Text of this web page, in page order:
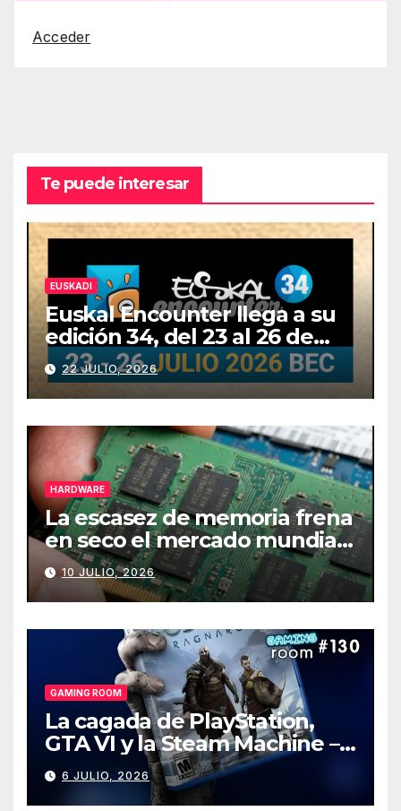
Acceder
Te puede interesar
EUSKADI
Euskal Encounter llega a su
edición 34, del 23 al 26 de
julio
22 JULIO, 2026
HARDWARE
La escasez de memoria frena
en seco el mercado mundial
de PCs
10 JULIO, 2026
GAMING ROOM
La cagada de PlayStation,
GTA VI y la Steam Machine –
Gaming Room #130
6 JULIO, 2026